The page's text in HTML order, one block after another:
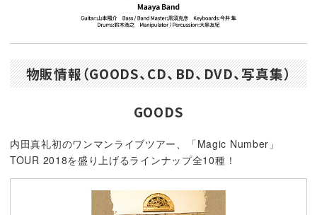
物販情報（GOODS、CD、BD、DVD、写真集）
GOODS
内田真礼初のワンマンライブツアー、「Magic Number」
TOUR 2018を盛り上げるラインナップ全10種！